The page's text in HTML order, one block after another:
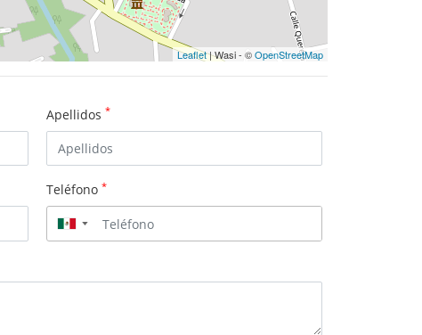
Leaflet| Wasi - ©OpenStreetMap
Apellidos *
Teléfono *
▼